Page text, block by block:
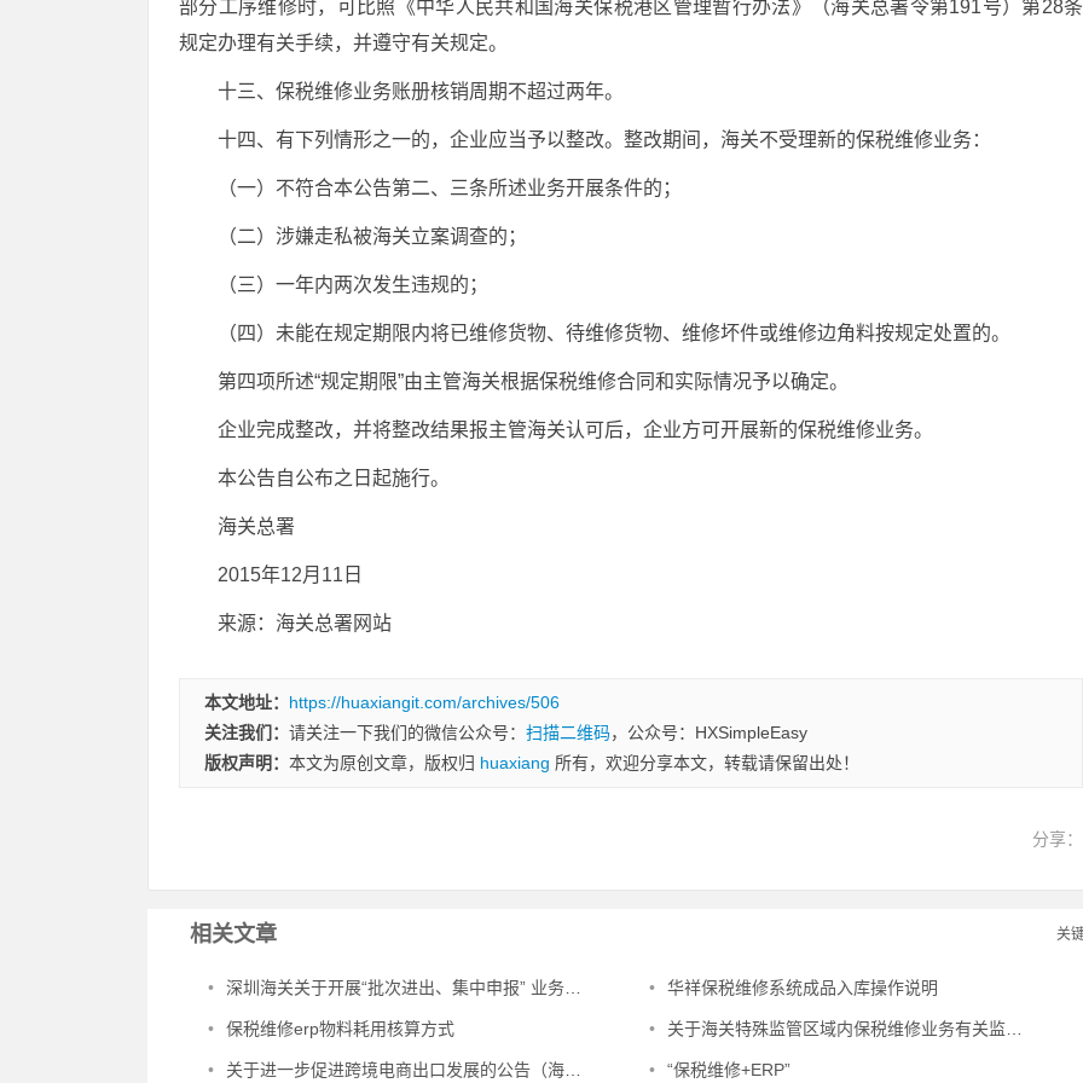
部分工序维修时，可比照《中华人民共和国海关保税港区管理暂行办法》（海关总署令第191号）第28条
规定办理有关手续，并遵守有关规定。
十三、保税维修业务账册核销周期不超过两年。
十四、有下列情形之一的，企业应当予以整改。整改期间，海关不受理新的保税维修业务：
（一）不符合本公告第二、三条所述业务开展条件的；
（二）涉嫌走私被海关立案调查的；
（三）一年内两次发生违规的；
（四）未能在规定期限内将已维修货物、待维修货物、维修坏件或维修边角料按规定处置的。
第四项所述“规定期限”由主管海关根据保税维修合同和实际情况予以确定。
企业完成整改，并将整改结果报主管海关认可后，企业方可开展新的保税维修业务。
本公告自公布之日起施行。
海关总署
2015年12月11日
来源：海关总署网站
本文地址： https://huaxiangit.com/archives/506
关注我们： 请关注一下我们的微信公众号： 扫描二维码，公众号：HXSimpleEasy
版权声明： 本文为原创文章，版权归 huaxiang 所有，欢迎分享本文，转载请保留出处！
分享：
相关文章 关
• 深圳海关关于开展“批次进出、集中申报” 业务的公告 • 华祥保税维修系统成品入库操作说明
• 保税维修erp物料耗用核算方式 • 关于海关特殊监管区域内保税维修业务有关监管问题的公告（海关总署公告2015年第59号）
• 关于进一步促进跨境电商出口发展的公告（海关总署公告2024年第167号） • “保税维修+ERP”